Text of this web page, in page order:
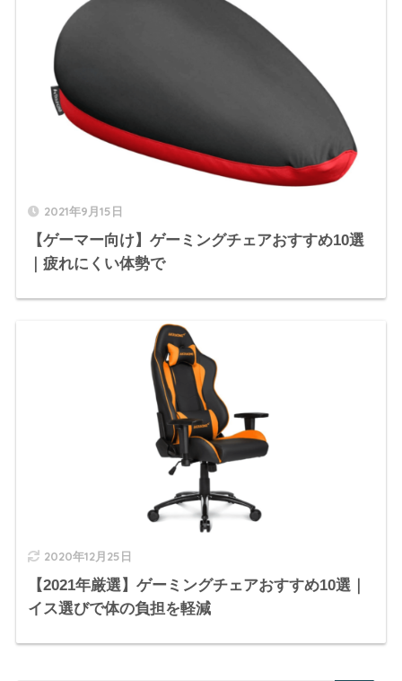
2021年9月15日
【ゲーマー向け】ゲーミングチェアおすすめ10選
｜疲れにくい体勢で
2020年12月25日
【2021年厳選】ゲーミングチェアおすすめ10選｜
イス選びで体の負担を軽減